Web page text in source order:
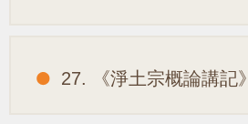
27. 《淨土宗概論講記